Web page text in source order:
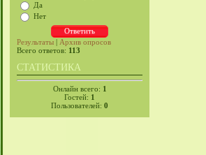
Да
Нет
Результаты | Архив опросов
Всего ответов: 113
СТАТИСТИКА
Онлайн всего: 1
Гостей: 1
Пользователей: 0